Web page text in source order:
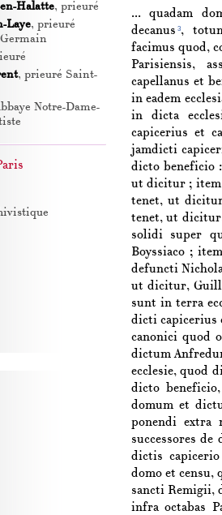
... quadam
decanus 3,
facimus quod,
Parisiensis,
capellanus et
in eadem
in dicta
capicerius et
jamdicti
dicto beneficio
ut dicitur ;
tenet, ut
tenet, ut
solidi super
Boyssiaco; item
defuncti
ut dicitur,
sunt in terra
dicti capicerius
canonici quod
dictum
ecclesie, quod
dicto
domum et
ponendi
successores
dictis
domo et
sancti Remigii,
infra octabas
Halatte, prieuré
Laye, prieuré
, prieuré Saint-
Notre-Dame-